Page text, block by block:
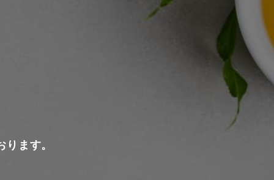
ます。